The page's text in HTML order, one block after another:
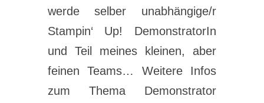
werde selber unabhängige/r
Stampin‘ Up! DemonstratorIn
und Teil meines kleinen, aber
feinen Teams… Weitere Infos
zum Thema Demonstrator